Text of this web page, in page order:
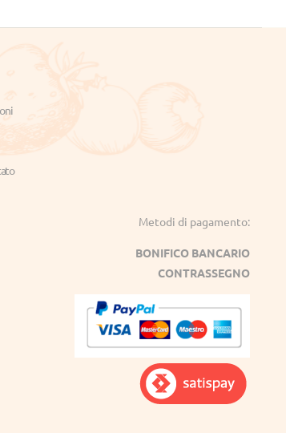
Metodi di pagamento:
BONIFICO BANCARIO
CONTRASSEGNO